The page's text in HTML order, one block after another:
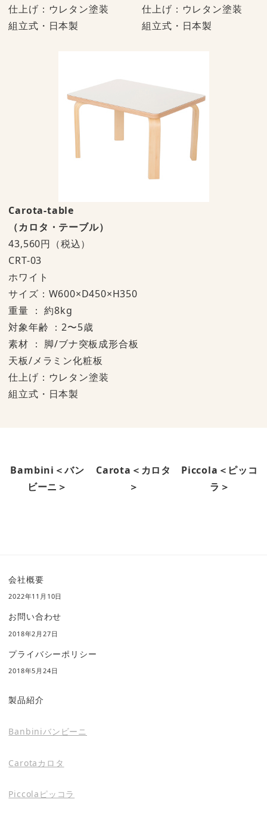
仕上げ：ウレタン塗装
組立式・日本製
仕上げ：ウレタン塗装
組立式・日本製
Carota-table
（カロタ・テーブル）
43,560円（税込）
CRT-03
ホワイト
サイズ：W600×D450×H350
重量 ： 約8kg
対象年齢 ：2〜5歳
素材 ： 脚/ブナ突板成形合板
天板/メラミン化粧板
仕上げ：ウレタン塗装
組立式・日本製
Bambini＜バン
ビーニ＞
Carota＜カロタ
＞
Piccola＜ピッコ
ラ＞
会社概要
2022年11月10日
お問い合わせ
2018年2月27日
プライバシーポリシー
2018年5月24日
製品紹介
Banbiniバンビーニ
Carotaカロタ
Piccolaピッコラ